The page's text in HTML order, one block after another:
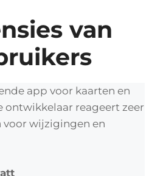
van
app voor kaarten en
ontwikkelaar reageert zeer
voor wijzigingen en